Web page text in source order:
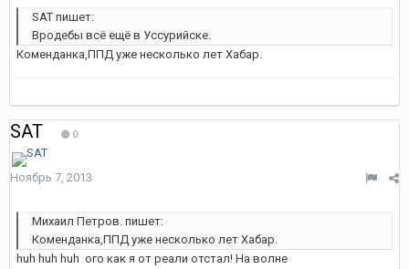
SAT пишет:
Вродебы всё ещё в Уссурийске.
Коменданка,ППД уже несколько лет Хабар.
SAT 0
Ноябрь 7, 2013
Михаил Петров. пишет:
Коменданка,ППД уже несколько лет Хабар.
huh huh huh ого как я от реали отстал! На волне